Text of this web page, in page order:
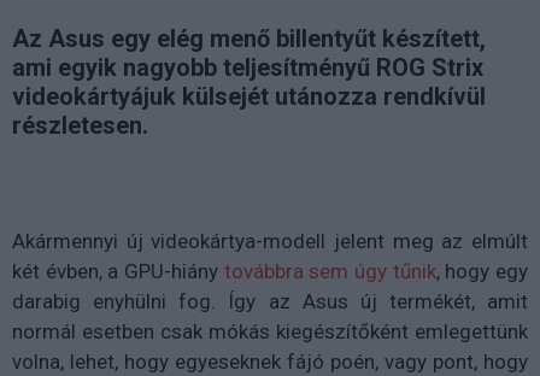
Az Asus egy elég menő billentyűt készített,
ami egyik nagyobb teljesítményű ROG Strix
videokártyájuk külsejét utánozza rendkívül
részletesen.
Akármennyi új videokártya-modell jelent meg az elmúlt
két évben, a GPU-hiány továbbra sem úgy tűnik, hogy egy
darabig enyhülni fog. Így az Asus új termékét, amit
normál esetben csak mókás kiegészítőként emlegettünk
volna, lehet, hogy egyeseknek fájó poén, vagy pont, hogy